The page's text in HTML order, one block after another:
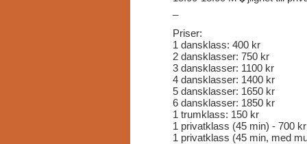
Priser:
1 dansklass: 400 kr
2 dansklasser: 750 kr
3 dansklasser: 1100 kr
4 dansklasser: 1400 kr
5 dansklasser: 1650 kr
6 dansklasser: 1850 kr
1 trumklass: 150 kr
1 privatklass (45 min) - 700 kr
1 privatklass (45 min, med